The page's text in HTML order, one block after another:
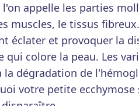
appelle les parties
muscles, le tissus
éclater et provoquer la
qui colore la peau. Les
la dégradation de
votre petite ecchymose